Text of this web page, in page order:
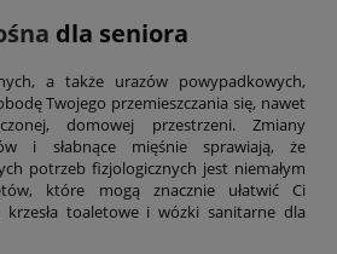
dla seniora
a także urazów powypadkowych,
Twojego przemieszczania się, nawet
domowej przestrzeni. Zmiany
i słabnące mięśnie sprawiają, że
potrzeb fizjologicznych jest niemałym
które mogą znacznie ułatwić Ci
krzesła toaletowe i wózki sanitarne dla